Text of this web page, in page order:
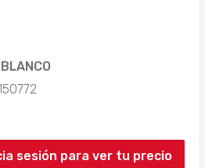
sesión para ver tu precio